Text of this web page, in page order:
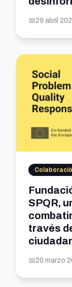
📅29 abril
SPQR,
través
📅20 marzo